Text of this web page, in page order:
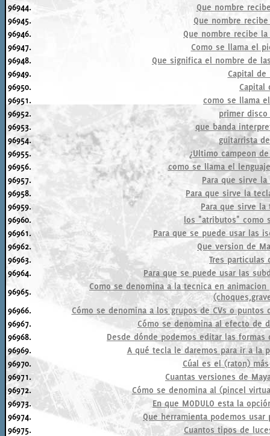
96944.
Que nombre
96945.
Que nombre
96946.
Que nombre recibe
96947.
Como se llama el
96948.
Que significa el nombre de
96949.
Capital de
96950.
Capital
96951.
como se llama
96952.
primer disco
96953.
que banda
96954.
guitarrista de
96955.
¿Ultimo campeon
96956.
como se llama el
96957.
Para que sirve
96958.
Para que sirve la
96959.
Para que sirve
96960.
los "atributos" como
96961.
Para que se puede usar las
96962.
Que version de
96963.
Tres
96964.
Para que se puede usar las
96965.
Como se denomina a la tecnica en
96966.
Cómo se denomina a los grupos de CVs o
96967.
Cómo se denomina al efecto de
96968.
Desde dónde podemos editar las
96969.
A qué tecla le daremos para ir a la
96970.
Cúal es el (raton)
96971.
Cuantas versiones de
96972.
Cómo se denomina al (pincel
96973.
En que MODULO esta la
96974.
Que herramienta podemos
96975.
Cuantos tipos de